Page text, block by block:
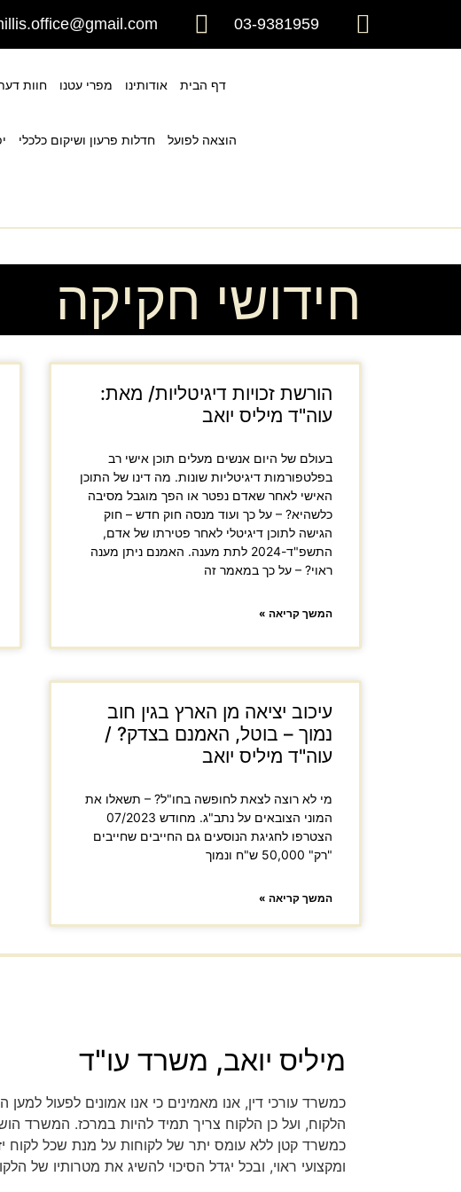
03-9381959
דף הבית אודותינו מפרי עטנו חוות
הוצאה לפועל חדלות פרעון ושיקום כלכלי
חידושי חקיקה
הורשת זכויות דיגיטליות/ מאת:
עוה"ד מיליס יואב
בעולם של היום אנשים מעלים תוכן אישי רב
בפלטפורמות דיגיטליות שונות. מה דינו של התוכן
האישי לאחר שאדם נפטר או הפך מוגבל מסיבה
כלשהיא? – על כך ועוד מנסה חוק חדש – חוק
הגישה לתוכן דיגיטלי לאחר פטירתו של אדם,
התשפ"ד-2024 לתת מענה. האמנם ניתן מענה
ראוי? – על כך במאמר זה
המשך קריאה »
עיכוב יציאה מן הארץ בגין חוב
נמוך – בוטל, האמנם בצדק? /
עוה"ד מיליס יואב
מי לא רוצה לצאת לחופשה בחו"ל? – תשאלו את
המוני הצובאים על נתב"ג. מחודש 07/2023
הצטרפו לחגיגת הנוסעים גם החייבים שחייבים
"רק" 50,000 ש"ח ונמוך
המשך קריאה »
מיליס יואב, משרד עו"ד
כמשרד עורכי דין, אנו מאמינים כי אנו אמונים לפעול למען
הלקוח, ועל כן הלקוח צריך תמיד להיות במרכז. המשרד
כמשרד קטן ללא עומס יתר של לקוחות על מנת שכל לקוח
ומקצועי ראוי, ובכל יגדל הסיכוי להשיג את מטרותיו של